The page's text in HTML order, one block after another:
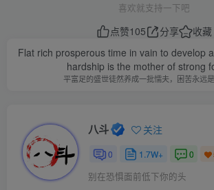
喜欢就支持一下吧
点赞105 分享
收藏
Flat rich prosperous time in vain to develop
hardship is the mother of strong
平富足的盛世徒然养成一批懦夫，困苦永远
八斗 关注
0 1.7W+ 0
别在恐惧面前低下你的头